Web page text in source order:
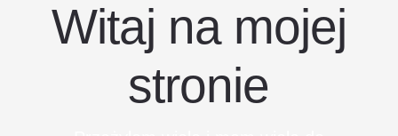
Witaj na mojej
stronie